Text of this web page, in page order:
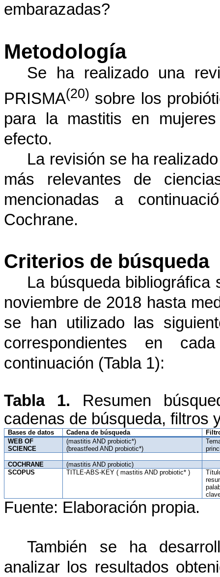
embarazadas?
Metodología
Se ha realizado una
PRISMA(20) sobre los
para la mastitis en
efecto.
La revisión se ha
más relevantes de
mencionadas a
Cochrane.
Criterios de búsqueda
La búsqueda bibliográfica
noviembre de 2018 hasta
se han utilizado las
correspondientes en
continuación (Tabla 1):
Tabla 1. Resumen
cadenas de búsqueda, filtros
Bases de datos Cadena de búsqueda
WEB OF
SCIENCE
(mastitis AND probiotic*)
(breastfeed AND probiotic*)
COCHRANE
(mastitis AND probiotic)
SCOPUS
TITLE-ABS-KEY ( mastitis AND probiotic* )
Fuente: Elaboración propia.
También se ha
analizar los resultados